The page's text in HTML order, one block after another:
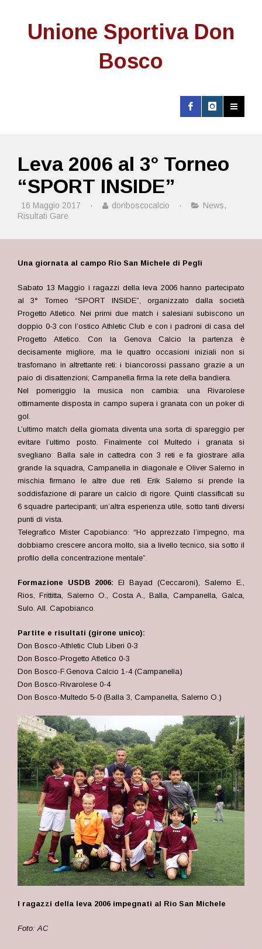
Unione Sportiva Don
Bosco
Leva 2006 al 3° Torneo
“SPORT INSIDE”
16 Maggio 2017 · donboscocalcio · News,
Risultati Gare
Una giornata al campo Rio San Michele di Pegli
Sabato 13 Maggio i ragazzi della leva 2006 hanno partecipato
al 3° Torneo “SPORT INSIDE”, organizzato dalla società
Progetto Atletico. Nei primi due match i salesiani subiscono un
doppio 0-3 con l’ostico Athletic Club e con i padroni di casa del
Progetto Atletico. Con la Genova Calcio la partenza è
decisamente migliore, ma le quattro occasioni iniziali non si
trasfomano in altrettante reti: i biancorossi passano grazie a un
paio di disattenzioni; Campanella firma la rete della bandiera.
Nel pomeriggio la musica non cambia: una Rivarolese
ottimamente disposta in campo supera i granata con un poker di
gol.
L’ultimo match della giornata diventa una sorta di spareggio per
evitare l’ultimo posto. Finalmente col Multedo i granata si
svegliano: Balla sale in cattedra con 3 reti e fa giostrare alla
grande la squadra, Campanella in diagonale e Oliver Salerno in
mischia firmano le altre due reti. Erik Salerno si prende la
soddisfazione di parare un calcio di rigore. Quinti classificati su
6 squadre partecipanti; un’altra esperienza utile, sotto tanti diversi
punti di vista.
Telegrafico Mister Capobianco: “Ho apprezzato l’impegno, ma
dobbiamo crescere ancora molto, sia a livello tecnico, sia sotto il
profilo della concentrazione mentale”.
Formazione USDB 2006: El Bayad (Ceccaroni), Salerno E.,
Rios, Frittitta, Salerno O., Costa A., Balla, Campanella, Galca,
Sulo. All. Capobianco.
Partite e risultati (girone unico):
Don Bosco-Athletic Club Liberi 0-3
Don Bosco-Progetto Atletico 0-3
Don Bosco-F.Genova Calcio 1-4 (Campanella)
Don Bosco-Rivarolese 0-4
Don Bosco-Multedo 5-0 (Balla 3, Campanella, Salerno O.)
I ragazzi della leva 2006 impegnati al Rio San Michele
Foto: AC